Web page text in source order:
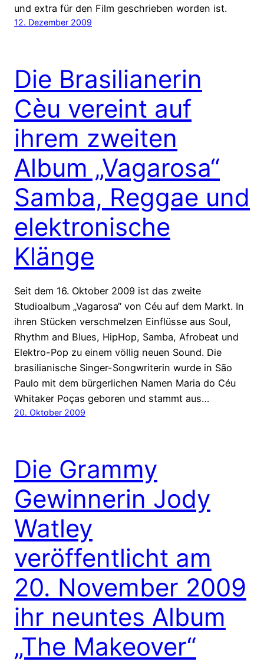
und extra für den Film geschrieben worden ist.
12. Dezember 2009
Die Brasilianerin
Cèu vereint auf
ihrem zweiten
Album „Vagarosa“
Samba, Reggae und
elektronische
Klänge
Seit dem 16. Oktober 2009 ist das zweite
Studioalbum „Vagarosa“ von Céu auf dem Markt. In
ihren Stücken verschmelzen Einflüsse aus Soul,
Rhythm and Blues, HipHop, Samba, Afrobeat und
Elektro-Pop zu einem völlig neuen Sound. Die
brasilianische Singer-Songwriterin wurde in São
Paulo mit dem bürgerlichen Namen Maria do Céu
Whitaker Poças geboren und stammt aus…
20. Oktober 2009
Die Grammy
Gewinnerin Jody
Watley
veröffentlicht am
20. November 2009
ihr neuntes Album
„The Makeover“